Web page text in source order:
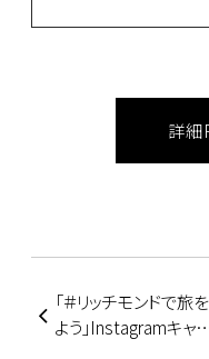
詳細
「＃リッチモンドで旅
よう」Instagramキャン